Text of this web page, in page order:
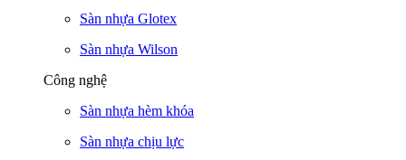
Sàn nhựa Glotex
Sàn nhựa Wilson
Công nghệ
Sàn nhựa hèm khóa
Sàn nhựa chịu lực